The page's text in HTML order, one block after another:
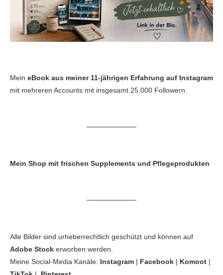
Mein eBook aus meiner 11-jährigen Erfahrung auf Instagram
mit mehreren Accounts mit insgesamt 25.000 Followern.
Mein Shop mit frischen Supplements und Pflegeprodukten
Alle Bilder sind urheberrechtlich geschützt und können auf
Adobe Stock erworben werden.
Meine Social-Media Kanäle: Instagram | Facebook | Komoot |